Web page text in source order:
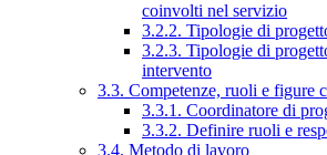
coinvolti nel servizio
3.2.2. Tipologie di
3.2.3. Tipologie di
intervento
3.3. Competenze, ruoli e figure
3.3.1. Coordinatore di
3.3.2. Definire ruoli e
3.4. Metodo di lavoro